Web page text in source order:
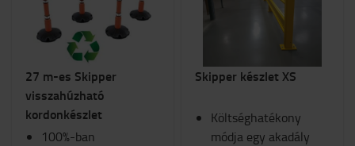
27 m-es Skipper
visszahúzható
kordonkészlet
100%-ban
Skipper készlet XS
Költséghatékony
módja egy akadály